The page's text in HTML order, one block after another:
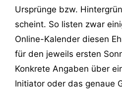
Ursprünge bzw.
scheint. So listen zwar
Online-Kalender diesen
für den jeweils ersten
Konkrete Angaben über
Initiator oder das genaue